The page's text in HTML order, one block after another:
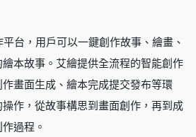
台，用戶可以一鍵創作故事、繪畫、
本故事。艾繪提供全流程的智能創作
畫面生成、繪本完成提交發布等環
作，從故事構思到畫面創作，再到成
過程。